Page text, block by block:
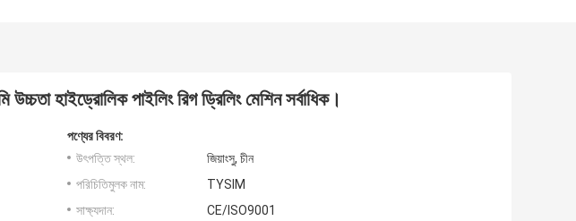
হাইড্রোলিক পাইলিং রিগ ড্রিলিং মেশিন সর্বাধিক।
পণ্যের বিবরণ:
উৎপত্তি স্থল:
জিয়াংসু, চীন
পরিচিতিমুলক নাম:
TYSIM
সাক্ষ্যদান:
CE/ISO9001